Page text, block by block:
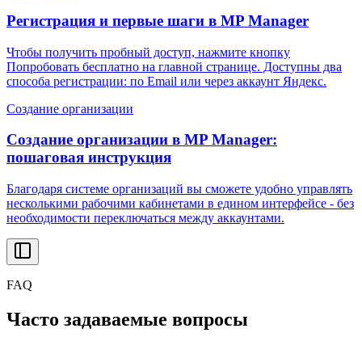
Регистрация и первые шаги в MP Manager
Чтобы получить пробный доступ, нажмите кнопку
Попробовать бесплатно на главной странице. Доступны два
способа регистрации: по Email или через аккаунт Яндекс.
Создание организации
Создание организации в MP Manager:
пошаговая инструкция
Благодаря системе организаций вы сможете удобно управлять
несколькими рабочими кабинетами в едином интерфейсе - без
необходимости переключаться между аккаунтами.
FAQ
Часто задаваемые вопросы